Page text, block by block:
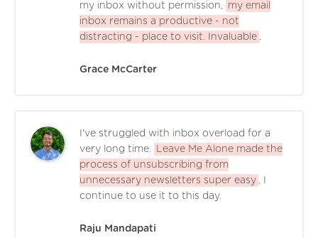
my inbox without permission,
my email
inbox remains a productive - not
distracting - place to visit. Invaluable .
Grace McCarter
I've struggled with inbox overload for a
very long time.
Leave Me Alone made the
process of unsubscribing from
unnecessary newsletters super easy . I
continue to use it to this day.
Raju Mandapati